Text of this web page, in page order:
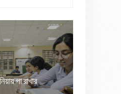
পা রাখার